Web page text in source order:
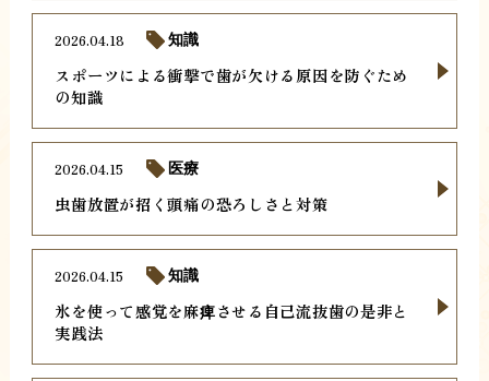
スポーツによる衝撃で歯が欠ける原因を防ぐため
の知識
2026.04.18 知識
虫歯放置が招く頭痛の恐ろしさと対策
2026.04.15 医療
氷を使って感覚を麻痺させる自己流抜歯の是非と
実践法
2026.04.15 知識